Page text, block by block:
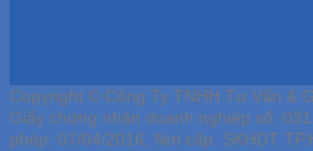
Copyright © Công Ty TNHH Tư Vấn &
Giấy chứng nhận doanh nghiệp số:
phép: 07/04/2016, Nơi cấp: SKHDT